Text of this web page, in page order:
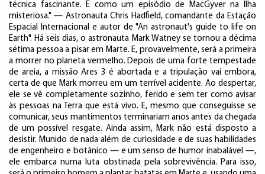
técnica fascinante. É como um episódio de MacGyver na Ilha
misteriosa." — Astronauta Chris Hadfield, comandante da Estação
Espacial Internacional e autor de "An astronaut's guide to life on
Earth". Há seis dias, o astronauta Mark Watney se tornou a décima
sétima pessoa a pisar em Marte. E, provavelmente, será a primeira
a morrer no planeta vermelho. Depois de uma forte tempestade
de areia, a missão Ares 3 é abortada e a tripulação vai embora,
certa de que Mark morreu em um terrível acidente. Ao despertar,
ele se vê completamente sozinho, ferido e sem ter como avisar
às pessoas na Terra que está vivo. E, mesmo que conseguisse se
comunicar, seus mantimentos terminariam anos antes da chegada
de um possível resgate. Ainda assim, Mark não está disposto a
desistir. Munido de nada além de curiosidade e de suas habilidades
de engenheiro e botânico — e um senso de humor inabalável —,
ele embarca numa luta obstinada pela sobrevivência. Para isso,